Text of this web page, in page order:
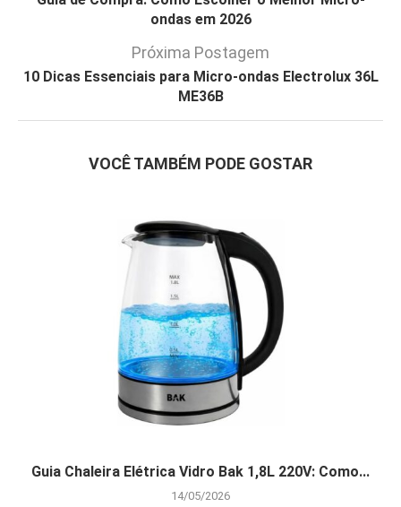
ondas em 2026
Próxima Postagem
10 Dicas Essenciais para Micro-ondas Electrolux 36L
ME36B
VOCÊ TAMBÉM PODE GOSTAR
Guia Chaleira Elétrica Vidro Bak 1,8L 220V: Como...
14/05/2026